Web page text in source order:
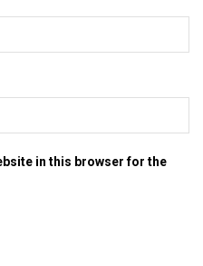
in this browser for the